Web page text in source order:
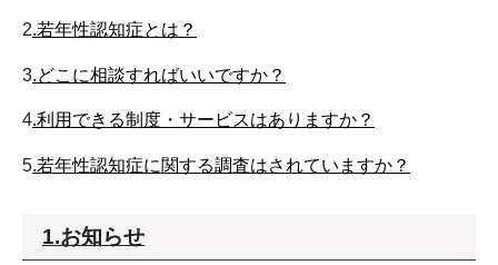
2.若年性認知症とは？
3.どこに相談すればいいですか？
4.利用できる制度・サービスはありますか？
5.若年性認知症に関する調査はされていますか？
1.お知らせ